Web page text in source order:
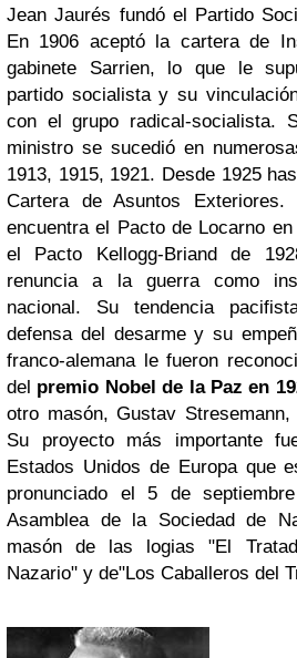
Jean Jaurés fundó el Partido
En 1906 aceptó la cartera de
gabinete Sarrien, lo que le
partido socialista y su
con el grupo radical-socialista.
ministro se sucedió en
1913, 1915, 1921. Desde 1925
Cartera de Asuntos
encuentra el Pacto de Locarno
el Pacto Kellogg-Briand de
renuncia a la guerra como
nacional. Su tendencia
defensa del desarme y su
franco-alemana le fueron
del premio Nobel de la Paz en
otro masón, Gustav
Su proyecto más importante
Estados Unidos de Europa que
pronunciado el 5 de
Asamblea de la Sociedad de
masón de las logias "El
Nazario" y de"Los Caballeros del